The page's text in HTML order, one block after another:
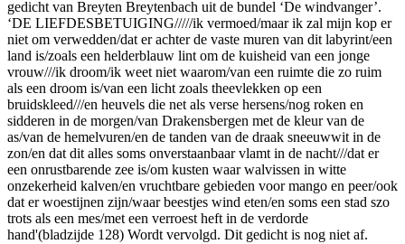
gedicht van Breyten Breytenbach uit de bundel ‘De windvanger’.
‘DE LIEFDESBETUIGING/////ik vermoed/maar ik zal mijn kop er
niet om verwedden/dat er achter de vaste muren van dit labyrint/een
land is/zoals een helderblauw lint om de kuisheid van een jonge
vrouw///ik droom/ik weet niet waarom/van een ruimte die zo ruim
als een droom is/van een licht zoals theevlekken op een
bruidskleed///en heuvels die net als verse hersens/nog roken en
sidderen in de morgen/van Drakensbergen met de kleur van de
as/van de hemelvuren/en de tanden van de draak sneeuwwit in de
zon/en dat dit alles soms onverstaanbaar vlamt in de nacht///dat er
een onrustbarende zee is/om kusten waar walvissen in witte
onzekerheid kalven/en vruchtbare gebieden voor mango en peer/ook
dat er woestijnen zijn/waar beestjes wind eten/en soms een stad szo
trots als een mes/met een verroest heft in de verdorde
hand'(bladzijde 128) Wordt vervolgd. Dit gedicht is nog niet af.